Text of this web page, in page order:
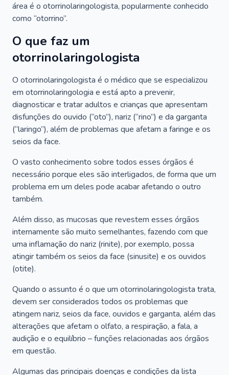
área é o otorrinolaringologista, popularmente conhecido
como “otorrino”.
O que faz um
otorrinolaringologista
O otorrinolaringologista é o médico que se especializou
em otorrinolaringologia e está apto a prevenir,
diagnosticar e tratar adultos e crianças que apresentam
disfunções do ouvido (“oto”), nariz (“rino”) e da garganta
(“laringo”), além de problemas que afetam a faringe e os
seios da face.
O vasto conhecimento sobre todos esses órgãos é
necessário porque eles são interligados, de forma que um
problema em um deles pode acabar afetando o outro
também.
Além disso, as mucosas que revestem esses órgãos
internamente são muito semelhantes, fazendo com que
uma inflamação do nariz (rinite), por exemplo, possa
atingir também os seios da face (sinusite) e os ouvidos
(otite).
Quando o assunto é o que um otorrinolaringologista trata,
devem ser considerados todos os problemas que
atingem nariz, seios da face, ouvidos e garganta, além das
alterações que afetam o olfato, a respiração, a fala, a
audição e o equilíbrio – funções relacionadas aos órgãos
em questão.
Algumas das principais doenças e condições da lista